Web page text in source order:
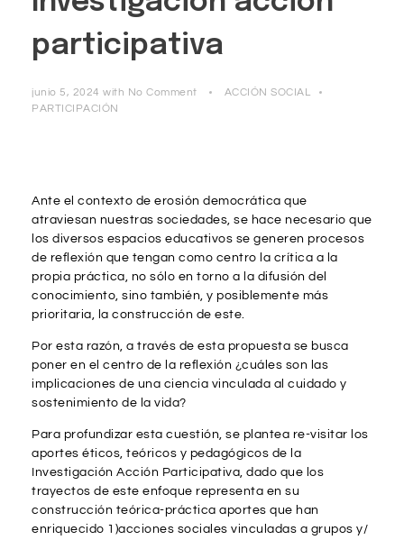
participativa
junio 5, 2024 with No Comment
ACCIÓN SOCIAL
PARTICIPACIÓN
Ante el contexto de erosión democrática que
atraviesan nuestras sociedades, se hace necesario que
los diversos espacios educativos se generen procesos
de reflexión que tengan como centro la crítica a la
propia práctica, no sólo en torno a la difusión del
conocimiento, sino también, y posiblemente más
prioritaria, la construcción de este.
Por esta razón, a través de esta propuesta se busca
poner en el centro de la reflexión ¿cuáles son las
implicaciones de una ciencia vinculada al cuidado y
sostenimiento de la vida?
Para profundizar esta cuestión, se plantea re-visitar los
aportes éticos, teóricos y pedagógicos de la
Investigación Acción Participativa, dado que los
trayectos de este enfoque representa en su
construcción teórica-práctica aportes que han
enriquecido 1)acciones sociales vinculadas a grupos y/